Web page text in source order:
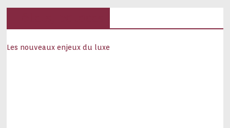
Les nouveaux enjeux du luxe